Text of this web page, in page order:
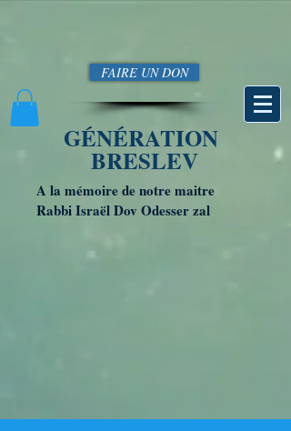
FAIRE UN DON
GÉNÉRATION
BRESLEV
A la mémoire de notre maitre
Rabbi Israël Dov Odesser zal